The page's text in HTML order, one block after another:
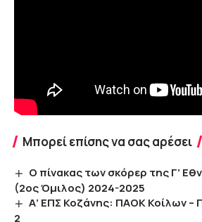
Μπορεί επίσης να σας αρέσει
Ο πίνακας των σκόρερ της Γ’
(2ος Όμιλος) 2024-2025
Α’ ΕΠΣ Κοζάνης: ΠΑΟΚ Κοίλων –
2